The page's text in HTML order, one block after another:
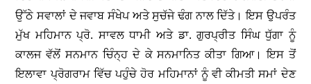
ਉੱਠੇ ਸਵਾਲਾਂ ਦੇ ਜਵਾਬ ਸੰਖੇਪ ਅਤੇ ਸੁਚੱਜੇ ਢੰਗ ਨਾਲ ਦਿੱਤੇ। ਇਸ ਉਪਰੰਤ
ਮੁੱਖ ਮਹਿਮਾਨ ਪ੍ਰੋ. ਸਾਵਲ ਧਾਮੀ ਅਤੇ ਡਾ. ਗੁਰਪ੍ਰੀਤ ਸਿੰਘ ਧੁੱਗਾ ਨੂੰ
ਕਾਲਜ ਵੱਲੋਂ ਸਨਮਾਨ ਚਿੰਨ੍ਹ ਦੇ ਕੇ ਸਨਮਾਨਿਤ ਕੀਤਾ ਗਿਆ। ਇਸ ਤੋਂ
ਇਲਾਵਾ ਪ੍ਰੋਗਰਾਮ ਵਿੱਚ ਪਹੁੰਚੇ ਹੋਰ ਮਹਿਮਾਨਾਂ ਨੂੰ ਵੀ ਕੀਮਤੀ ਸਮਾਂ ਦੇਣ